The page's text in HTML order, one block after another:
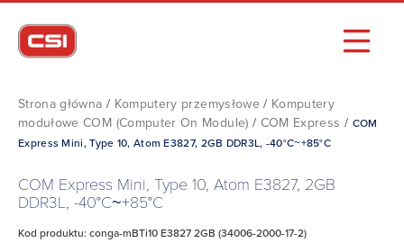
Strona główna / Komputery przemysłowe / Komputery
modułowe COM (Computer On Module) / COM Express / COM
Express Mini, Type 10, Atom E3827, 2GB DDR3L, -40°C~+85°C
COM Express Mini, Type 10, Atom E3827, 2GB
DDR3L, -40°C~+85°C
Kod produktu: conga-mBTi10 E3827 2GB (34006-2000-17-2)